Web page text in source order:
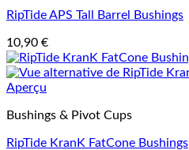
RipTide APS Tall Barrel Bushings
10,90 €
Aperçu
Bushings & Pivot Cups
RipTide KranK FatCone Bushings